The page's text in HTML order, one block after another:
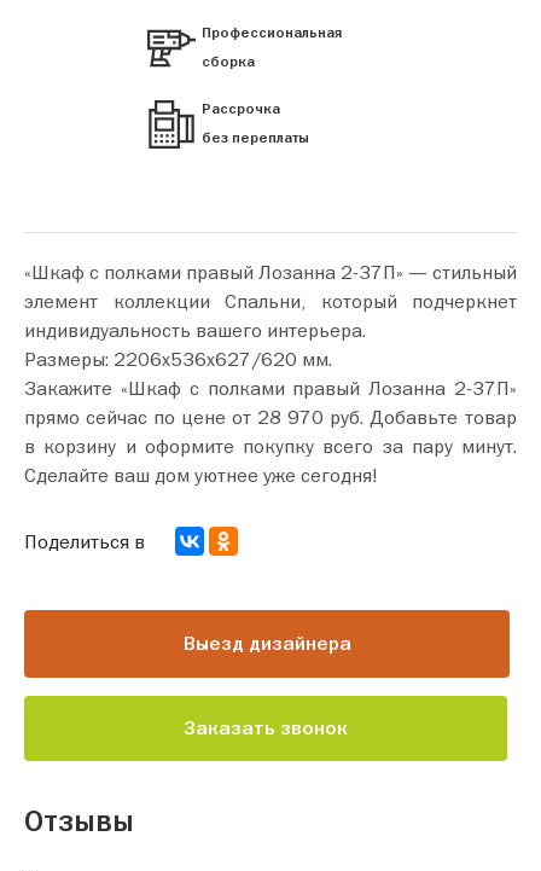
Профессиональная
сборка
Рассрочка
без переплаты
«Шкаф с полками правый Лозанна 2-37П» — стильный
элемент коллекции Спальни, который подчеркнет
индивидуальность вашего интерьера.
Размеры: 2206х536х627/620 мм.
Закажите «Шкаф с полками правый Лозанна 2-37П»
прямо сейчас по цене от 28 970 руб. Добавьте товар
в корзину и оформите покупку всего за пару минут.
Сделайте ваш дом уютнее уже сегодня!
Выезд дизайнера
Заказать звонок
Поделиться в
Отзывы